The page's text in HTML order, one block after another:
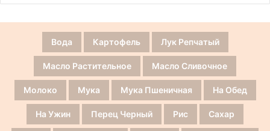
Вода Картофель Лук Репчатый
Масло Растительное Масло Сливочное
Молоко Мука Мука Пшеничная На Обед
На Ужин Перец Черный Рис Сахар